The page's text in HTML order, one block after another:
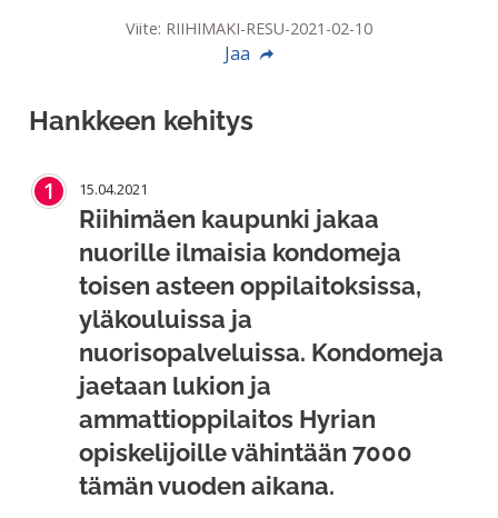
Viite: RIIHIMAKI-RESU-2021-02-10
Jaa
Hankkeen kehitys
1 15.04.2021
Riihimäen kaupunki jakaa
nuorille ilmaisia kondomeja
toisen asteen oppilaitoksissa,
yläkouluissa ja
nuorisopalveluissa. Kondomeja
jaetaan lukion ja
ammattioppilaitos Hyrian
opiskelijoille vähintään 7000
tämän vuoden aikana.